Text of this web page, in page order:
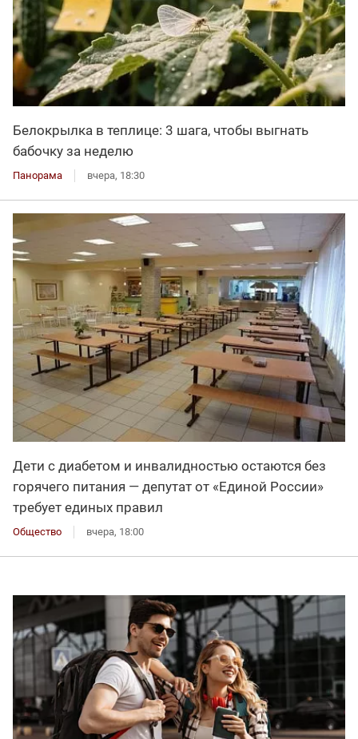
Белокрылка в теплице: 3 шага, чтобы выгнать
бабочку за неделю
Панорама вчера, 18:30
Дети с диабетом и инвалидностью остаются без
горячего питания — депутат от «Единой России»
требует единых правил
Общество вчера, 18:00